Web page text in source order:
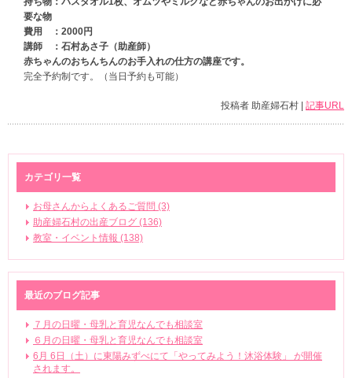
要な物
費用 ：2000円
講師 ：石村あさ子（助産師）
赤ちゃんのおちんちんのお手入れの仕方の講座です。
完全予約制です。（当日予約も可能）
投稿者 助産婦石村 | 記事URL
カテゴリ一覧
お母さんからよくあるご質問 (3)
助産婦石村の出産ブログ (136)
教室・イベント情報 (138)
最近のブログ記事
７月の日曜・母乳と育児なんでも相談室
６月の日曜・母乳と育児なんでも相談室
6月 6日（土）に東陽みずべにて「やってみよう！沐浴体験」 が開催
されます。